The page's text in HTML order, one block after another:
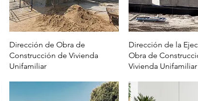
Vista rápida
Dirección de Obra de
Construcción de Vivienda
Unifamiliar
Vista
Dirección de la
Obra de
Vivienda Unifamiliar